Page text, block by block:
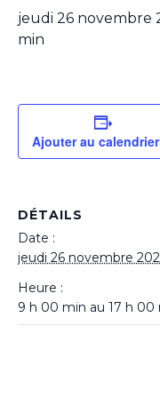
jeudi 26 novembre
min
Ajouter au calendrier
DÉTAILS
Date :
jeudi 26 novembre
Heure :
9 h 00 min au 17 h 00